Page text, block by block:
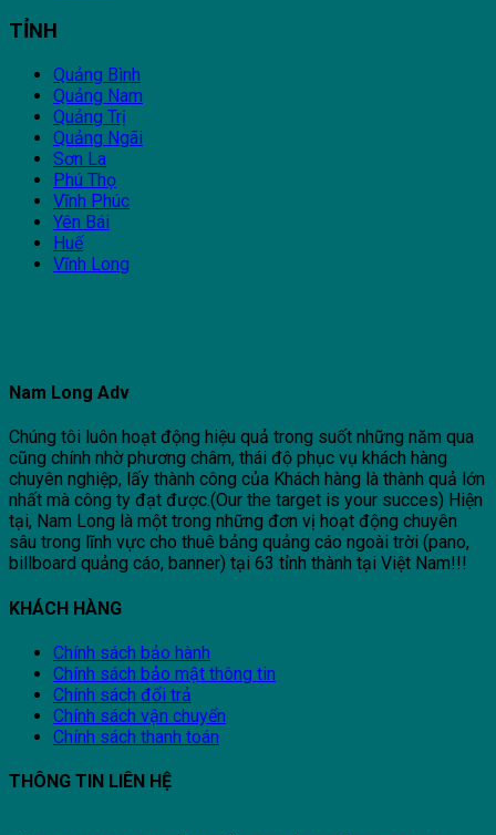
TỈNH
Quảng Bình
Quảng Nam
Quảng Trị
Quảng Ngãi
Sơn La
Phú Thọ
Vĩnh Phúc
Yên Bái
Huế
Vĩnh Long
Nam Long Adv
Chúng tôi luôn hoạt động hiệu quả trong suốt những năm qua
cũng chính nhờ phương châm, thái độ phục vụ khách hàng
chuyên nghiệp, lấy thành công của Khách hàng là thành quả lớn
nhất mà công ty đạt được.(Our the target is your succes) Hiện
tại, Nam Long là một trong những đơn vị hoạt động chuyên
sâu trong lĩnh vực cho thuê bảng quảng cáo ngoài trời (pano,
billboard quảng cáo, banner) tại 63 tỉnh thành tại Việt Nam!!!
KHÁCH HÀNG
Chính sách bảo hành
Chính sách bảo mật thông tin
Chính sách đổi trả
Chính sách vận chuyển
Chính sách thanh toán
THÔNG TIN LIÊN HỆ